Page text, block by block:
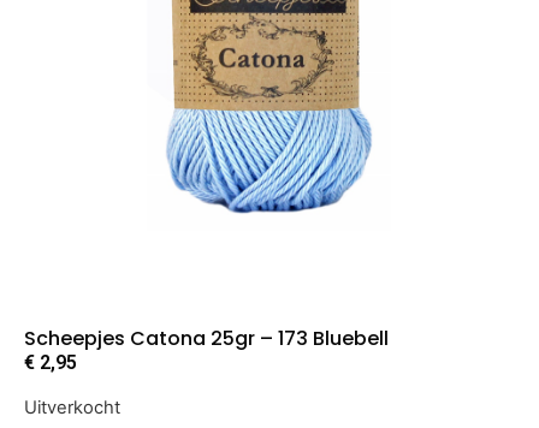
Scheepjes Catona 25gr – 173 Bluebell
€ 2,95
Uitverkocht